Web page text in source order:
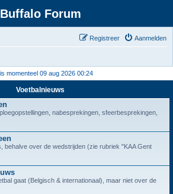
Buffalo Forum
Aanmelden
Registreer
momenteel 09 aug 2026 00:24
Voetbalnieuws
nabesprekingen, sfeerbesprekingen,
behalve over de wedstrijden (zie rubriek "KAA Gent
gaat (Belgisch & internationaal), maar niet over de